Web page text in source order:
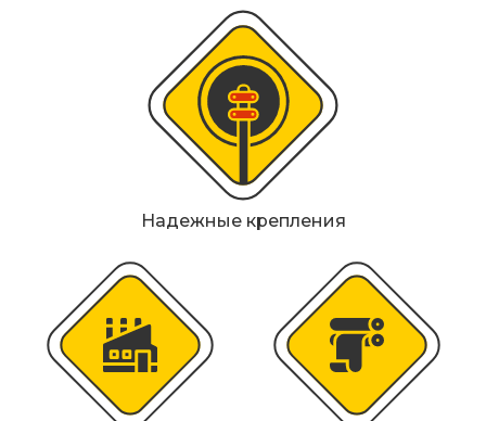
Сферические дорожные зеркала
Светофоры
Светодиодные светофоры T7
Мобильные сигнальные строительные
ограждения
Материалы для дорожной разметки
Знаки безопасности
Знаки магистральных газопроводов
Надежные крепления